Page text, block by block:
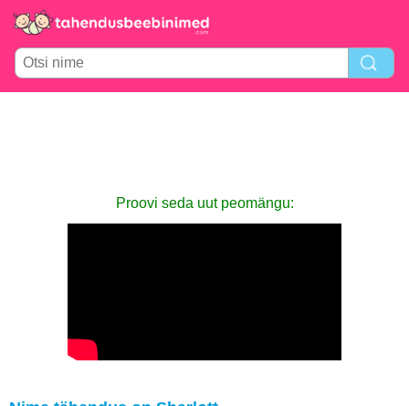
Proovi seda uut peomängu: